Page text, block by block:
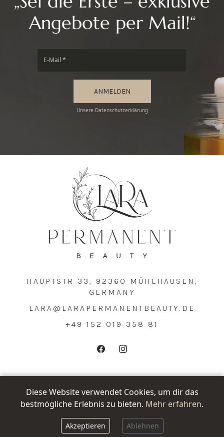
Angebote per Mail!“
ANMELDEN
Unsere Datenschutzerklärung
HAUPTSTR 33, 92360 MÜHLHAUSEN,
GERMANY
LARA@LARAPERMANENTBEAUTY.DE
+49 152 019 358 81
Kontakt Impressum
Datenschutzerklärung
AGB
COPYRIGHT LARAPERMANENTBEAUTY © 2025 - ENTWICKELT VON
Diese Website verwendet Cookies, um dir das
bestmögliche Erlebnis zu bieten. Mehr erfahren.
Akzeptieren Ablehnen